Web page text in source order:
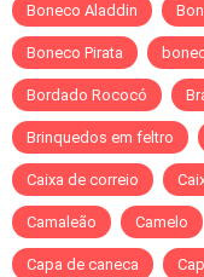
Boneco Aladdin
Boneco Pirata
Bordado Rococó
Brinquedos em feltro
Caixa de correio
Camaleão Camelo
Capa de caneca